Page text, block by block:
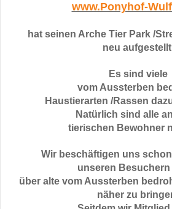
www.Ponyhof-
hat seinen Arche Tier Park /
neu
Es sind viele
vom Aussterben
Haustierarten /Rassen
Natürlich sind alle
tierischen Bewohner
Wir beschäftigen uns
unseren Besuchern
über alte vom Aussterben
näher zu